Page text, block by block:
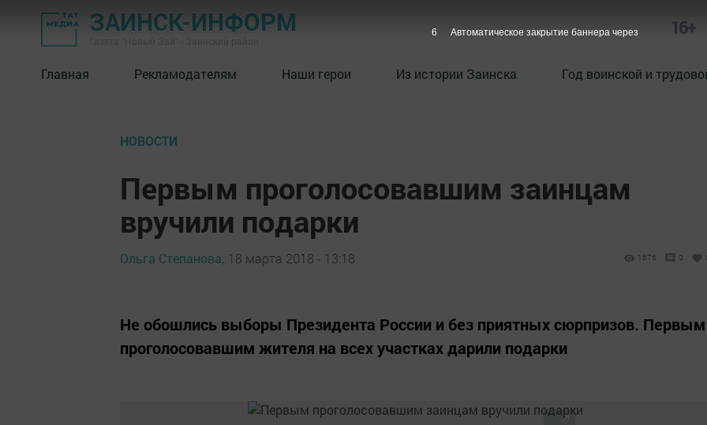
ЗАИНСК-ИНФОРМ 16+
Главная Рекламодателям Наши герои Из истории Заинска Год воинской и
НОВОСТИ
Первым проголосовавшим заинцам
вручили подарки
Ольга Степанова, 18 марта 2018 - 13:18 1676 0
Не обошлись выборы Президента России и без приятных сюрпризов. Первым
проголосовавшим жителя на всех участках дарили подарки
5 Автоматическое закрытие баннера через